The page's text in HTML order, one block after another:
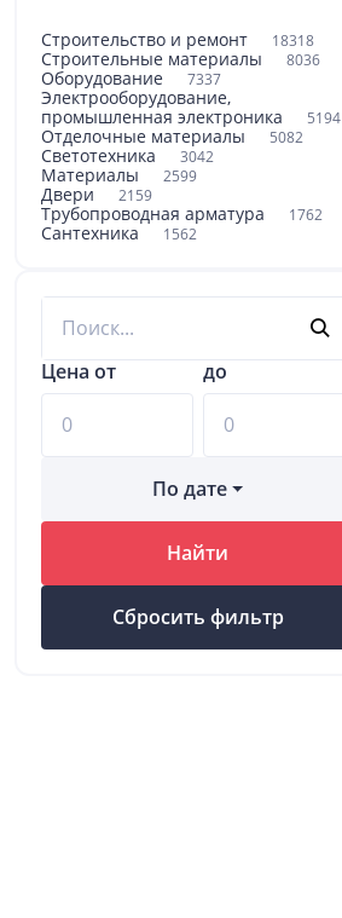
Строительство и ремонт 18318
Строительные материалы 8036
Оборудование 7337
Электрооборудование,
промышленная электроника
5194
Отделочные материалы 5082
Светотехника 3042
Материалы 2599
Двери 2159
Трубопроводная арматура 1762
Сантехника 1562
Цена от до
По дате
Найти
Сбросить фильтр